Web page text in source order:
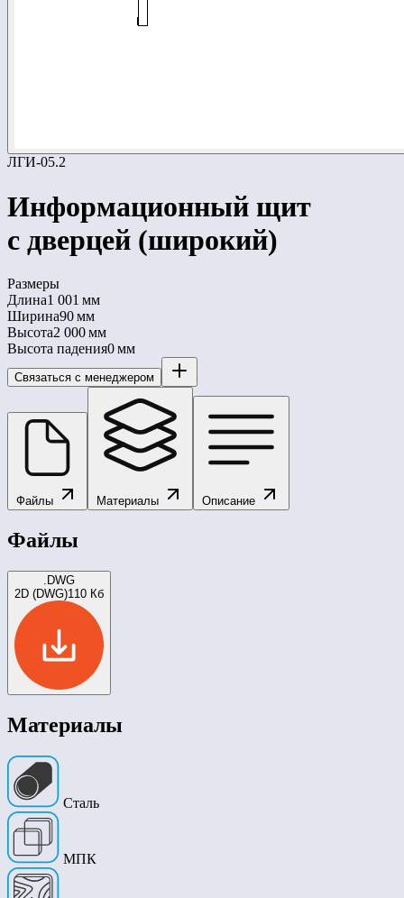
ЛГИ-05.2
Информационный щит
с дверцей (широкий)
Размеры
Длина1 001 мм
Ширина90 мм
Высота2 000 мм
Высота падения0 мм
Связаться с менеджером
Файлы Материалы Описание
Файлы
.DWG
2D (DWG)110 Кб
Материалы
Сталь
МПК